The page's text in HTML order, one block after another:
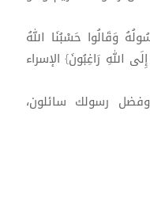
وَقَالُوا حَسْبُنَا اللهُ
اللهِ رَاغِبُونَ} الإسراء
رسولك سائلون،